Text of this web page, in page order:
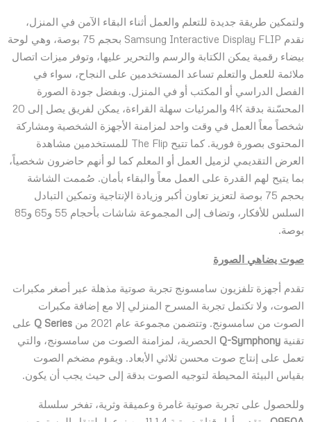
ولتمكين طريقة جديدة للتعلم والعمل أثناء البقاء الآمن في المنزل،
نقدم Samsung Interactive Display FLIP بحجم 75 بوصة، وهي لوحة
بيضاء رقمية يمكن الكتابة والرسم والتحرير عليها، وتوفر ميزات اتصال
ملائمة للعمل والتعلم تساعد المستخدمين على النجاح، سواء في
الفصل الدراسي أو المكتب أو في المنزل. وبفضل جودة الصورة
المحسّنة بدقة 4K والمرئيات سهلة القراءة، يمكن لفريق يصل إلى 20
شخصاً معاً العمل في وقت واحد لمزامنة الأجهزة الشخصية ومشاركة
المحتوى بصورة فورية. كما تتيح The Flip للمستخدمين مشاهدة
العرض التقديمي لزميل العمل أو المعلم كما لو أنهم حاضرون شخصياً،
بما يتيح لهم القدرة على العمل معاً والبقاء بأمان. صُممت الشاشة
بحجم 75 بوصة لتعزيز تعاون أكبر وزيادة الإنتاجية وتمكين التبادل
السلس للأفكار، وتضاف إلى المجموعة شاشات بأحجام 55 و65 و85
بوصة.
صوت يضاهي الصورة
تقدم أجهزة تلفزيون سامسونج تجربة صوتية مذهلة عبر أصغر مكبرات
الصوت، ولا تكتمل تجربة المسرح المنزلي إلا مع إضافة مكبرات
الصوت من سامسونج. وتتضمن مجموعة عام 2021 من
Q Series على
تقنية Q-Symphony الحصرية، لمزامنة الصوت من سامسونج، والتي
تعمل على إنتاج صوت محسن ثلاثي الأبعاد. ويقوم مضخم الصوت
بقياس البيئة المحيطة لتوجيه الصوت بدقة إلى حيث يجب أن يكون.
وللحصول على تجربة صوتية غامرة وعميقة وثرية، تفخر سلسلة